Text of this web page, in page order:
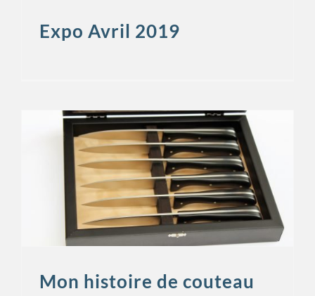
Expo Avril 2019
Mon histoire de couteau